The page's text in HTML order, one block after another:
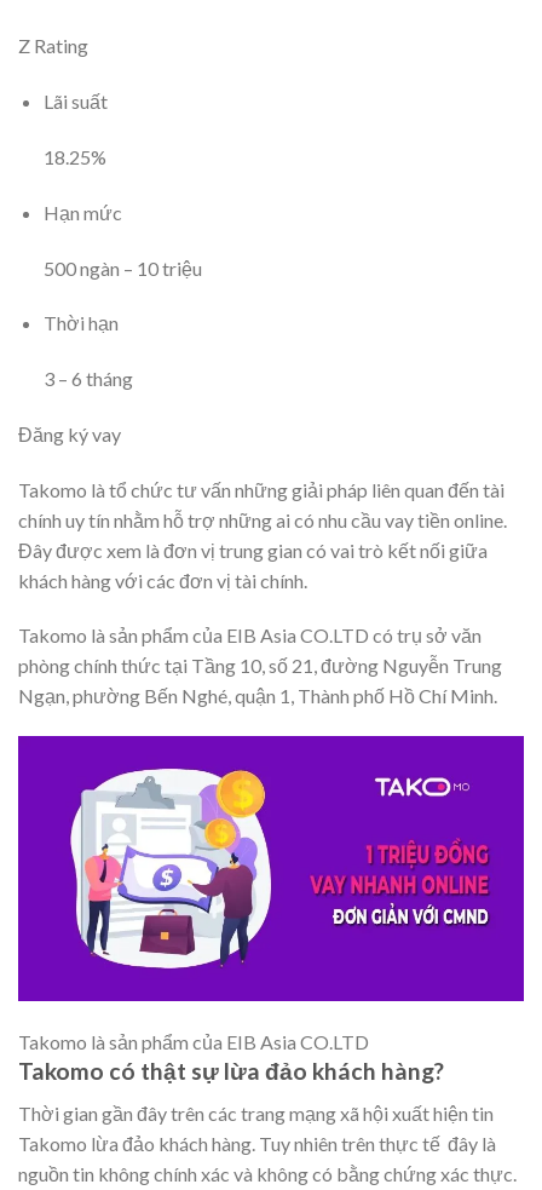
Z Rating
Lãi suất
18.25%
Hạn mức
500ngàn – 10triệu
Thời hạn
3– 6 tháng
Đăng ký vay
Takomo là tổ chức tư vấn những giải pháp liên quan đến tài
chính uy tín nhằm hỗ trợ những ai có nhu cầu vay tiền online.
Đây được xem là đơn vị trung gian có vai trò kết nối giữa
khách hàng với các đơn vị tài chính.
Takomo là sản phẩm của EIB Asia CO.LTD có trụ sở văn
phòng chính thức tại Tầng 10, số 21, đường Nguyễn Trung
Ngạn, phường Bến Nghé, quận 1, Thành phố Hồ Chí Minh.
Takomo là sản phẩm của EIB Asia CO.LTD
Takomo có thật sự lừa đảo khách hàng?
Thời gian gần đây trên các trang mạng xã hội xuất hiện tin
Takomo lừa đảo khách hàng. Tuy nhiên trên thực tế đây là
nguồn tin không chính xác và không có bằng chứng xác thực.